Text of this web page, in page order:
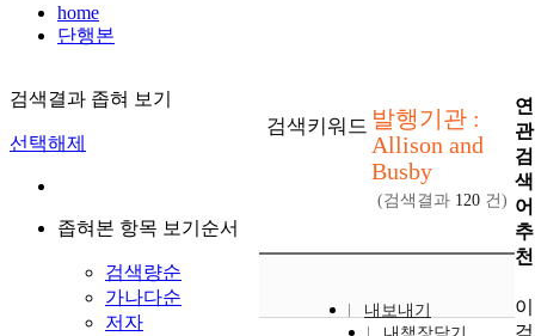
home
단행본
검색결과 좁혀 보기
선택해제
좁혀본 항목 보기순서
검색량순
가나다순
저자
검색키워드 발행기관 :
Allison and
Busby
(검색결과 120 건)
내보내기
연
관
검
색
어
추
천
이
검